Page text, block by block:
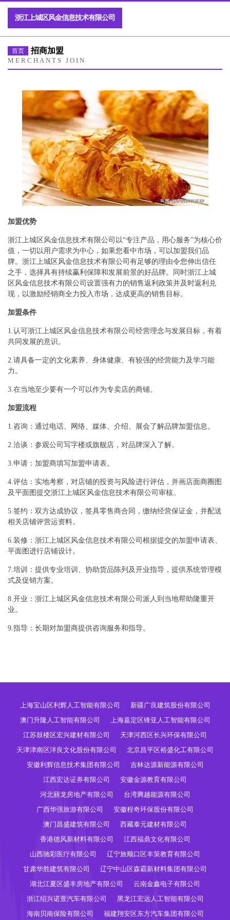
浙江上城区风金信息技术有限公司
首页 招商加盟
MERCHANTS JOIN
加盟优势
浙江上城区风金信息技术有限公司以“专注产品，用心服务”为核心价
值，一切以用户需求为中心，如果您看中市场，可以加盟我们品
牌。浙江上城区风金信息技术有限公司有足够的理由令您伸出信任
之手，选择具有持续赢利保障和发展前景的好品牌。同时浙江上城
区风金信息技术有限公司设置强有力的销售返利政策并及时返利兑
现，以激励经销商全力投入市场，达成更高的销售目标。
加盟条件
1.认可浙江上城区风金信息技术有限公司经营理念与发展目标，有着
共同发展的意识。
2.请具备一定的文化素养、身体健康、有较强的经营能力及学习能
力。
3.在当地至少要有一个可以作为专卖店的商铺。
加盟流程
1.咨询：通过电话、网络、媒体、介绍、展会了解品牌加盟信息。
2.洽谈：参观公司写字楼或旗舰店，对品牌深入了解。
3.申请：加盟商填写加盟申请表。
4.评估：实地考察，对店铺的投资与风险进行评估，并画店面商圈图
及平面图提交浙江上城区风金信息技术有限公司审核。
5.签约：双方达成协议，签具零售商合同，缴纳经营保证金，并配送
相关店铺评营运资料。
6.装修：浙江上城区风金信息技术有限公司根据提交的加盟申请表、
平面图进行店铺设计。
7.培训：提供专业培训、协助货品陈列及开业指导，提供系统管理模
式及促销方案。
8.开业：浙江上城区风金信息技术有限公司派人到当地帮助隆重开
业。
9.指导：长期对加盟商提供咨询服务和指导。
上海宝山区利辉人工智能有限公司
新疆广良建筑股份有限公司
澳门升隆人工智能有限公司
上海嘉定区锋亚人工智能有限公司
江苏鼓楼区宏兴建材有限公司
天津河西区长兴环保有限公司
天津津南区洋良文化股份有限公司
北京昌平区裕盛化工有限公司
安徽利辉信息技术集团有限公司
吉林达源新能源有限公司
江西宏达证券有限公司
安徽金源教育有限公司
河北丽龙房地产有限公司
台湾腾越能源有限公司
广西华强旅游有限公司
安徽程奇环保股份有限公司
澳门昌盛建筑有限公司
西藏泰元建材有限公司
香港德风新材料有限公司
江西福鼎文化有限公司
山西驰彩医疗有限公司
辽宁旅顺口区丰策教育有限公司
甘肃华胜建筑有限公司
辽宁中山区森霸新材料集团有限公司
湖北江夏区盛丰房地产有限公司
云南金鑫电子有限公司
浙江绍兴诺萱汽车有限公司
黑龙江宏远人工智能有限公司
海南贝南保险有限公司
福建翔安区东方汽车集团有限公司